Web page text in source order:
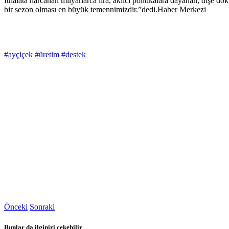
bir sezon olması en büyük temennimizdir.”dedi.Haber Merkezi
#ayçiçek #üretim #destek
Önceki Sonraki
Bunlar da ilginizi çekebilir